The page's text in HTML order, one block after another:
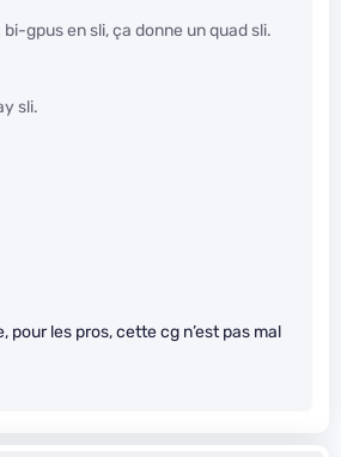
gpus en sli, ça donne un quad sli.
sli.
pour les pros, cette cg n’est pas mal